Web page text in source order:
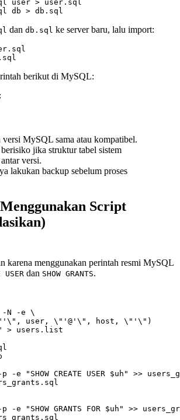
db > db.sql
dan db.sql ke server baru, lalu import:
berikut di MySQL:
;
versi MySQL sama atau kompatibel.
jika struktur tabel sistem
versi.
lakukan backup sebelum proses
Script
karena menggunakan perintah resmi MySQL
USER dan SHOW GRANTS.
N -e
p -e
"SHOW CREATE USER $uh "
p -e
"SHOW GRANTS FOR $uh "